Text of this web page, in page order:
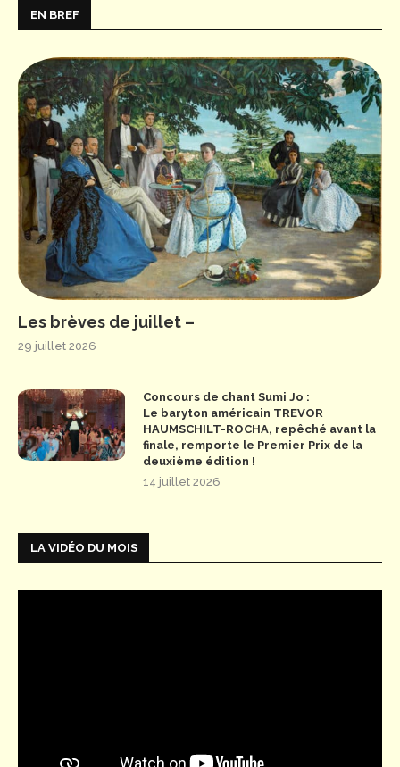
EN BREF
Les brèves de juillet –
29 juillet 2026
Concours de chant Sumi Jo :
Le baryton américain TREVOR
HAUMSCHILT-ROCHA, repêché avant la
finale, remporte le Premier Prix de la
deuxième édition !
14 juillet 2026
LA VIDÉO DU MOIS